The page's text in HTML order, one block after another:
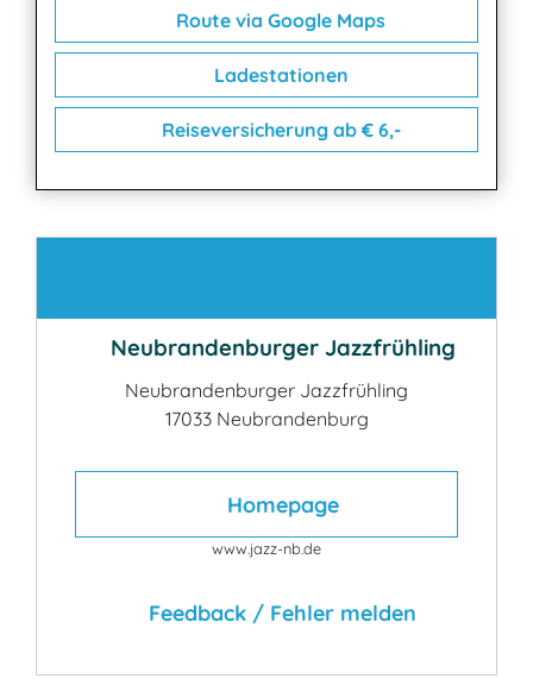
Route via Google Maps
Ladestationen
Reiseversicherung ab € 6,-
Neubrandenburger Jazzfrühling
Neubrandenburger Jazzfrühling
17033 Neubrandenburg
Homepage
www.jazz-nb.de
Feedback / Fehler melden